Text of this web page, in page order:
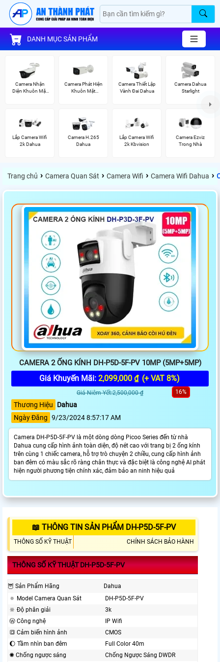
DANH MỤC SẢN PHẨM
Camera Nhận
Diện Khuôn Mặt
Camera Phát Hiện
Khuôn Mặt
Camera Thiết Lập
Vành Đai Dahua
Camera Dahua
Starlight
Lắp Camera Wifi
2k Dahua
Camera H.265
Dahua
Lắp Camera Wifi
2k Kbvision
Camera Ezviz
Trong Nhà
Trang chủ › Camera Quan Sát › Camera Wifi › Camera Wifi Dahua ›
CAMERA 2 ỐNG KÍNH DH-P5D-5F-PV 10MP (5MP+5MP)
Giá Khuyến Mãi: 2,099,000 ₫ (+ VAT 8%)
Giá Niêm Yết:2,500,000 ₫ 16%
Thương Hiệu
Dahua
Ngày Đăng 9/23/2024 8:57:17 AM
Camera DH-P5D-5F-PV là một dòng dòng Picoo Series đến từ nhà
Dahua cung cấp hình ảnh toàn diện, độ nét cao với trang bị 2 ống kính
trên cùng 1 chiếc camera, hỗ trợ trò chuyện 2 chiều, cung cấp hình ảnh
ban đêm có màu sắc rõ ràng chân thực và đặc biệt là công nghệ AI phát
hiện người phương tiện chính xác, đảm bảo an ninh hiệu quả
📖 THÔNG TIN SẢN PHẨM DH-P5D-5F-PV
THÔNG SỐ KỸ THUẬT CHÍNH SÁCH BẢO HÀNH
THÔNG SỐ KỸ THUẬT DH-P5D-5F-PV
🦉 Sản Phẩm Hãng
Dahua
🔅 Model Camera Quan Sát
DH-P5D-5F-PV
🔆 Độ phân giải
3k
Ⓦ Công nghệ
IP Wifi
🔳 Cảm biến hình ảnh
CMOS
🌔 Tầm nhìn ban đêm
Full Color 40m
✺ Chống ngược sáng
Chống Ngược Sáng DWDR